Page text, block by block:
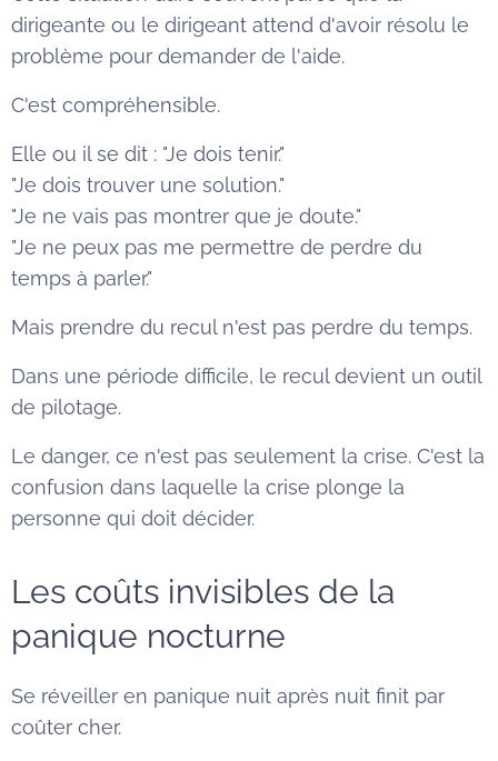
dirigeante ou le dirigeant attend d'avoir résolu le
problème pour demander de l'aide.
C'est compréhensible.
Elle ou il se dit : "Je dois tenir."
"Je dois trouver une solution."
"Je ne vais pas montrer que je doute."
"Je ne peux pas me permettre de perdre du
temps à parler."
Mais prendre du recul n'est pas perdre du temps.
Dans une période difficile, le recul devient un outil
de pilotage.
Le danger, ce n'est pas seulement la crise. C'est la
confusion dans laquelle la crise plonge la
personne qui doit décider.
Les coûts invisibles de la
panique nocturne
Se réveiller en panique nuit après nuit finit par
coûter cher.